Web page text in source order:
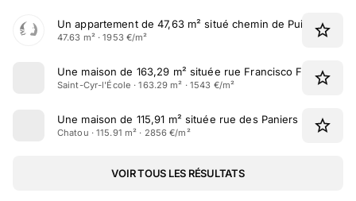
Un appartement de 47,63 m² situé chemin de Puits à Loup
47.63 m² · 1953 €/m²
Une maison de 163,29 m² située rue Francisco Ferrer à
Saint-Cyr-l'École · 163.29 m² · 1543 €/m²
Une maison de 115,91 m² située rue des Paniers Gonds à
Chatou · 115.91 m² · 2856 €/m²
VOIR TOUS LES RÉSULTATS